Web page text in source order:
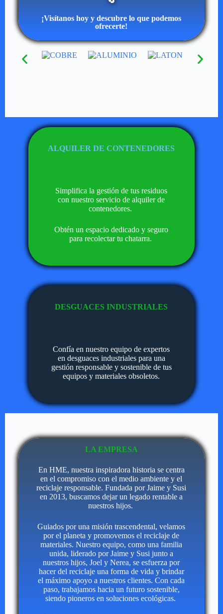
¡Visítanos hoy y descubre lo que podemos
ofrecerte!
ALQUILER DE CONTENEDORES
Simplifica la gestión de tus residuos
con nuestro servicio de alquiler de
contenedores.
Obtén un espacio dedicado y seguro
para recolectar tu chatarra.
DESGUACES INDUSTRIALES
Confía en nuestro equipo de expertos
en desguaces industriales para una
gestión responsable y sostenible de tus
equipos y materiales obsoletos.
LA EMPRESA
En HME, nuestra inspiradora historia se centra
en el compromiso con el medio ambiente y el
reciclaje responsable. Fundada por Jaime y Susi
en 2013, buscamos dejar un legado rentable a
nuestros hijos.
Guiados por una misión trascendental, velamos
por el planeta y promovemos el reciclaje de
materiales. Nuestro equipo, como una familia
unida, liderado por Jaime y Susi junto a
nuestros hijos, Joel y Nerea, se esfuerza por
hacer del reciclaje una forma de vida y brindar
el máximo apoyo a nuestros clientes. Con cada
paso, trabajamos hacia un futuro sostenible,
siendo pioneros en soluciones ecológicas.